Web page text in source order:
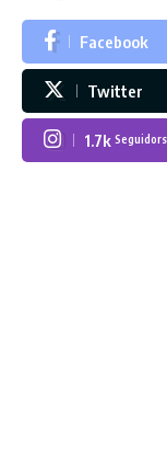
Facebook
Twitter
1.7k Seguidors